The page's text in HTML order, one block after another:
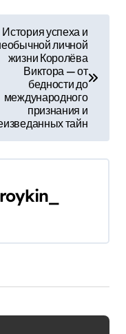
История успеха и
личной
жизни Королёва
Виктора — от
бедности до
международного
признания и
тайн